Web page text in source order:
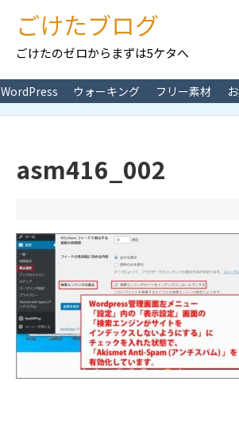
ごけたブログ
ごけたのゼロからまずは5ケタへ
WordPress ウォーキング フリー素材
asm416_002